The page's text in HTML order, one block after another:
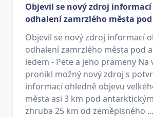
Objevil se nový zdroj
odhalení zamrzlého města pod
Objevil se nový zdroj informací
odhalení zamrzlého města pod
ledem - Pete a jeho prameny Na
pronikl možný nový zdroj s
informací ohledně objevu
města asi 3 km pod
zhruba 25 km od zeměpisného ...